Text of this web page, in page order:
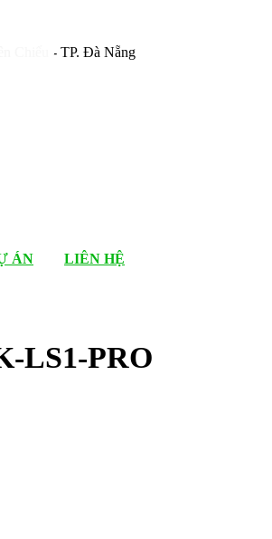
Chiểu - TP. Đà Nẵng
ÁN LIÊN HỆ
LS1-PRO